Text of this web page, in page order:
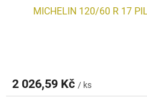
MICHELIN 120/60 R 17
2 026,59 Kč / ks